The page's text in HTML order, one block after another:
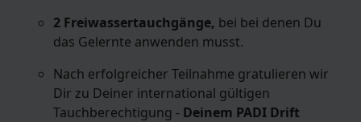
2 Freiwassertauchgänge, bei bei denen Du
das Gelernte anwenden musst.
Nach erfolgreicher Teilnahme gratulieren wir
Dir zu Deiner international gültigen
Tauchberechtigung - Deinem PADI Drift